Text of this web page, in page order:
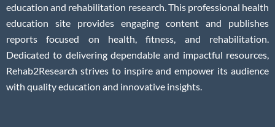
education and rehabilitation research. This professional health
education site provides engaging content and publishes
reports focused on health, fitness, and rehabilitation.
Dedicated to delivering dependable and impactful resources,
Rehab2Research strives to inspire and empower its audience
with quality education and innovative insights.